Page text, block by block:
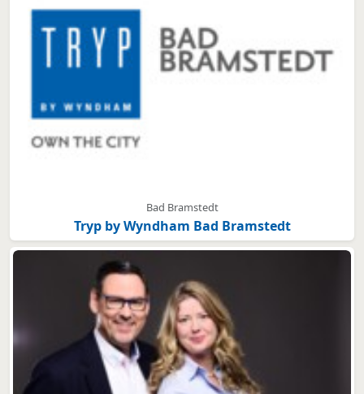
Bad Bramstedt
Tryp by Wyndham Bad Bramstedt